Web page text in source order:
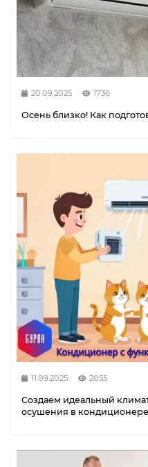
20.09.2025 1736
Осень близко! Как
11.09.2025 2055
Создаем идеальный
осушения в